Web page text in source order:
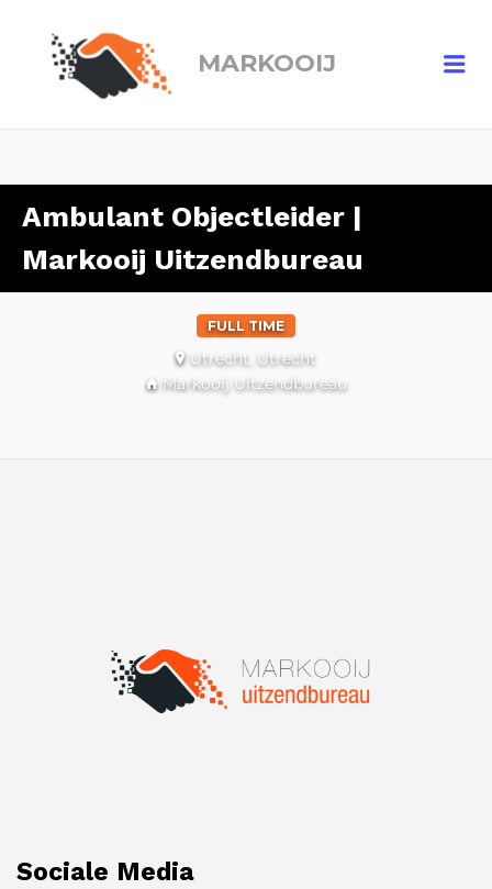
MARKOOIJ
Ambulant Objectleider |
Markooij Uitzendbureau
FULL TIME
Utrecht, Utrecht
Markooij Uitzendbureau
Sociale Media